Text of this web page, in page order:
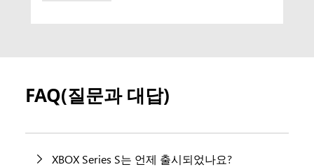
FAQ(질문과 대답)
XBOX Series S는 언제 출시되었나요?